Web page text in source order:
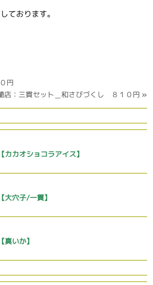
ております。
円
店：三貫セット＿和さびづくし ８１０円 »
カカオショコラアイス】
大穴子/一貫】
真いか】